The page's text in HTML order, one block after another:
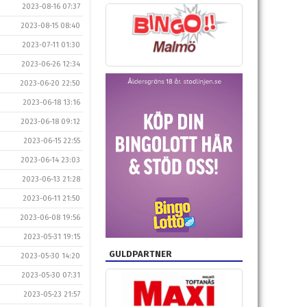
2023-08-16 07:37
2023-08-15 08:40
2023-07-11 01:30
2023-06-26 12:34
2023-06-20 22:50
2023-06-18 13:16
2023-06-18 09:12
2023-06-15 22:55
2023-06-14 23:03
2023-06-13 21:28
2023-06-11 21:50
2023-06-08 19:56
2023-05-31 19:15
2023-05-30 14:20
2023-05-30 07:31
2023-05-23 21:57
GULDPARTNER